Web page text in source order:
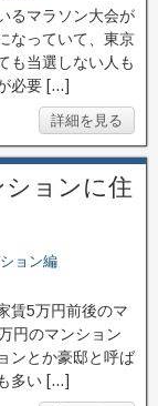
るマラソン大会が
なっていて、東京
も当選しない人も
必要 […]
詳細を見る
ションに住
ョン編
賃5万円前後のマ
円のマンション
ンとか豪邸と呼ば
多い […]